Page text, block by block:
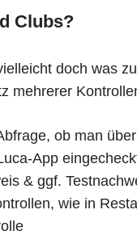
Clubs?
doch was
mehrerer
ob man
App
& ggf.
wie in